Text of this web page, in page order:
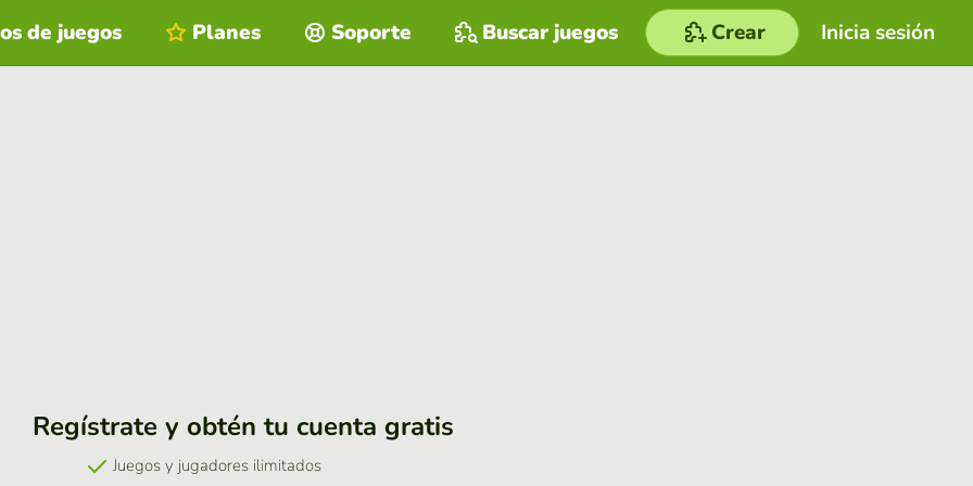
Inicia sesión
de juegos Planes Soporte Buscar juegos Crear
Regístrate y obtén tu cuenta gratis
Juegos y jugadores ilimitados